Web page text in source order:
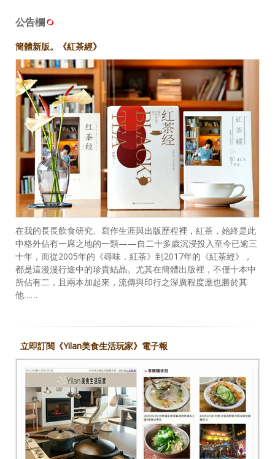
公告欄
簡體新版。《紅茶經》
在我的長長飲食研究、寫作生涯與出版歷程裡，紅茶，始終是此
中格外佔有一席之地的一類——自二十多歲沉浸投入至今已逾三
十年，而從2005年的《尋味．紅茶》到2017年的《紅茶經》，
都是這漫漫行途中的珍貴結晶。尤其在簡體出版裡，不僅十本中
所佔有二，且兩本加起來，流傳與印行之深廣程度應也勝於其
他……
立即訂閱《Yilan美食生活玩家》電子報